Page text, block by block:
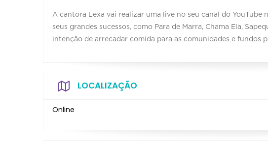
A cantora Lexa vai realizar uma live no seu canal do YouTube
seus grandes sucessos, como Para de Marra, Chama Ela,
intenção de arrecadar comida para as comunidades e fundos
LOCALIZAÇÃO
Online